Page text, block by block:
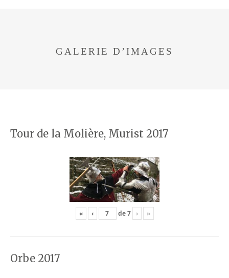
GALERIE D’IMAGES
Tour de la Molière, Murist 2017
« ‹ de7 › »
Orbe 2017